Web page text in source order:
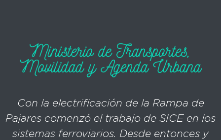
Con la electrificación de la Rampa de
Pajares comenzó el trabajo de SICE en los
sistemas ferroviarios. Desde entonces y